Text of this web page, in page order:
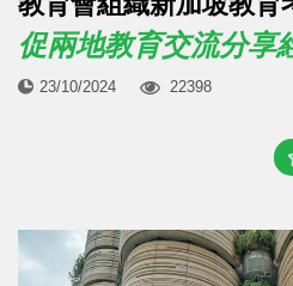
促兩地教育交流分享
23/10/2024 22398